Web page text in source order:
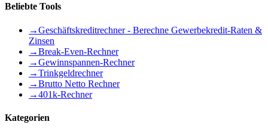
Beliebte Tools
→Geschäftskreditrechner - Berechne Gewerbekredit-Raten &
Zinsen
→Break-Even-Rechner
→Gewinnspannen-Rechner
→Trinkgeldrechner
→Brutto Netto Rechner
→401k-Rechner
Kategorien